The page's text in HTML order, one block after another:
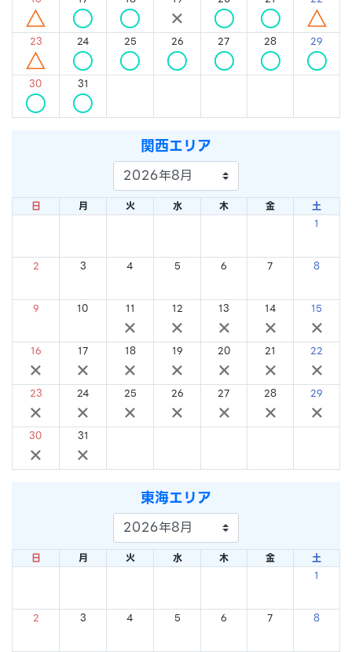
△ ○ ○ × ○ ○ △
23
△
24
○
25
○
26
○
27
○
28
○
29
○
30
○
31
○
関西エリア
日 月 火 水 木 金
土
1
2 3 4 5 6 7 8
9 10 11
×
12
×
13
×
14
×
15
×
16
×
17
×
18
×
19
×
20
×
21
×
22
×
23
×
24
×
25
×
26
×
27
×
28
×
29
×
30
×
31
×
東海エリア
日 月 火 水 木 金
土
1
2 3 4 5 6 7 8